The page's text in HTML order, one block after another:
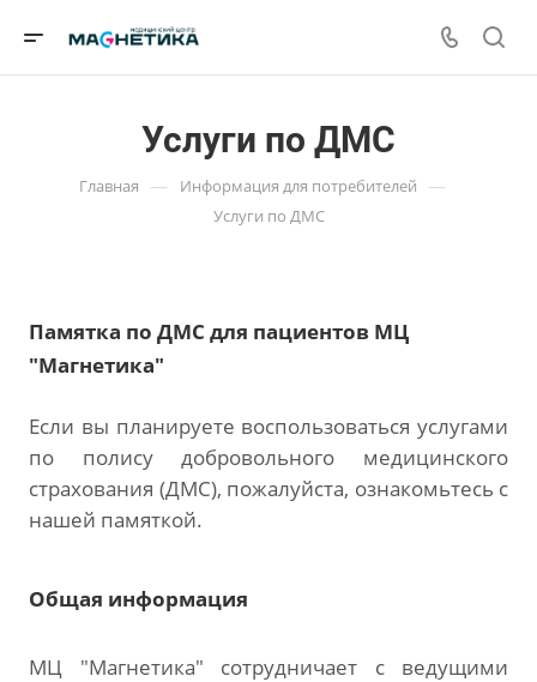
Услуги по ДМС
Главная — Информация для потребителей —
Услуги по ДМС
Памятка по ДМС для пациентов МЦ
"Магнетика"
Если вы планируете воспользоваться услугами
по полису добровольного медицинского
страхования (ДМС), пожалуйста, ознакомьтесь с
нашей памяткой.
Общая информация
МЦ "Магнетика" сотрудничает с ведущими